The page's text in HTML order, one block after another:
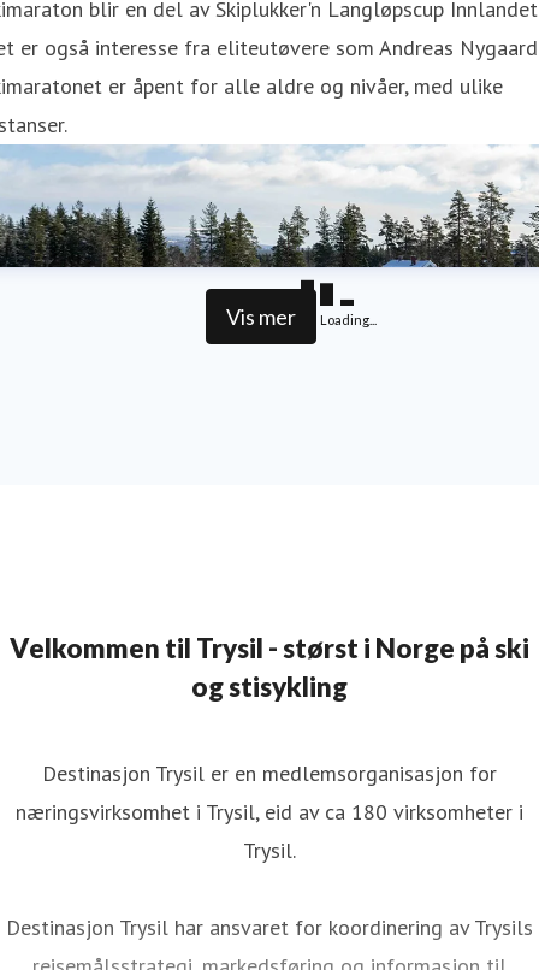
blir en del av Skiplukker'n Langløpscup Innlandet.
er også interesse fra eliteutøvere som Andreas Nygaard.
er åpent for alle aldre og nivåer, med ulike
Vis mer Loading...
Velkommen til Trysil - størst i Norge på ski
og stisykling
Destinasjon Trysil er en medlemsorganisasjon for
næringsvirksomhet i Trysil, eid av ca 180 virksomheter i
Trysil.
Destinasjon Trysil har ansvaret for koordinering av Trysils
reisemålsstrategi, markedsføring og informasjon til